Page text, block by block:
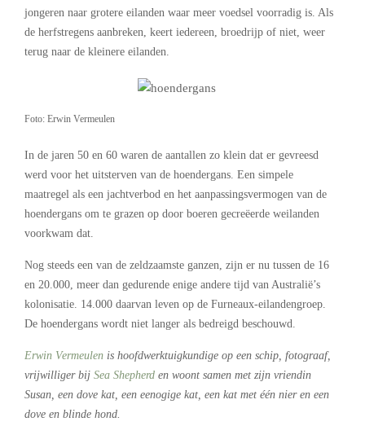
jongeren naar grotere eilanden waar meer voedsel voorradig is. Als
de herfstregens aanbreken, keert iedereen, broedrijp of niet, weer
terug naar de kleinere eilanden.
Foto: Erwin Vermeulen
In de jaren 50 en 60 waren de aantallen zo klein dat er gevreesd
werd voor het uitsterven van de hoendergans. Een simpele
maatregel als een jachtverbod en het aanpassingsvermogen van de
hoendergans om te grazen op door boeren gecreëerde weilanden
voorkwam dat.
Nog steeds een van de zeldzaamste ganzen, zijn er nu tussen de 16
en 20.000, meer dan gedurende enige andere tijd van Australië’s
kolonisatie. 14.000 daarvan leven op de Furneaux-eilandengroep.
De hoendergans wordt niet langer als bedreigd beschouwd.
Erwin Vermeulen is hoofdwerktuigkundige op een schip, fotograaf,
vrijwilliger bij Sea Shepherd en woont samen met zijn vriendin
Susan, een dove kat, een eenogige kat, een kat met één nier en een
dove en blinde hond.